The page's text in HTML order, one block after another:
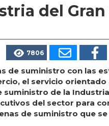
del
7806
de suministro con las
el servicio orientado
de la
del sector para
de suministro que